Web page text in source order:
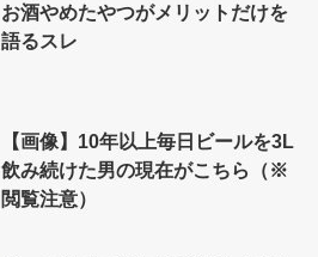
お酒やめたやつがメリットだけを
語るスレ
【画像】10年以上毎日ビールを3L
飲み続けた男の現在がこちら（※
閲覧注意）